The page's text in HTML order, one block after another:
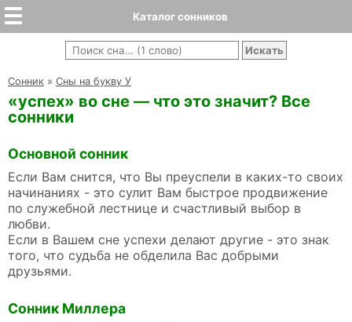
Каталог сонников
Cонник » Сны на букву У
«успех» во сне — что это значит? Все
сонники
Основной сонник
Если Вам снится, что Вы преуспели в каких-то своих
начинаниях - это сулит Вам быстрое продвижение
по служебной лестнице и счастливый выбор в
любви.
Если в Вашем сне успехи делают другие - это знак
того, что судьба не обделила Вас добрыми
друзьями.
Сонник Миллера